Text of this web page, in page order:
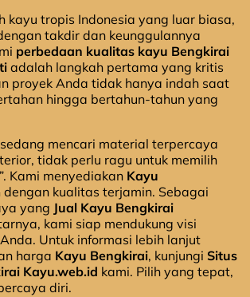
kayu tropis Indonesia yang luar biasa,
takdir dan keunggulannya
perbedaan kualitas kayu Bengkirai
adalah langkah pertama yang kritis
proyek Anda tidak hanya indah saat
hingga bertahun-tahun yang
mencari material terpercaya
tidak perlu ragu untuk memilih
Kami menyediakan Kayu
dengan kualitas terjamin. Sebagai
yang Jual Kayu Bengkirai
kami siap mendukung visi
Untuk informasi lebih lanjut
harga Kayu Bengkirai, kunjungi Situs
Kayu.web.id kami. Pilih yang tepat,
diri.